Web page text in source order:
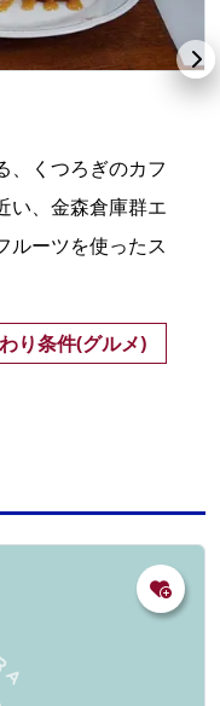
、くつろぎのカフ
い、金森倉庫群エ
ルーツを使ったス
り条件(グルメ)